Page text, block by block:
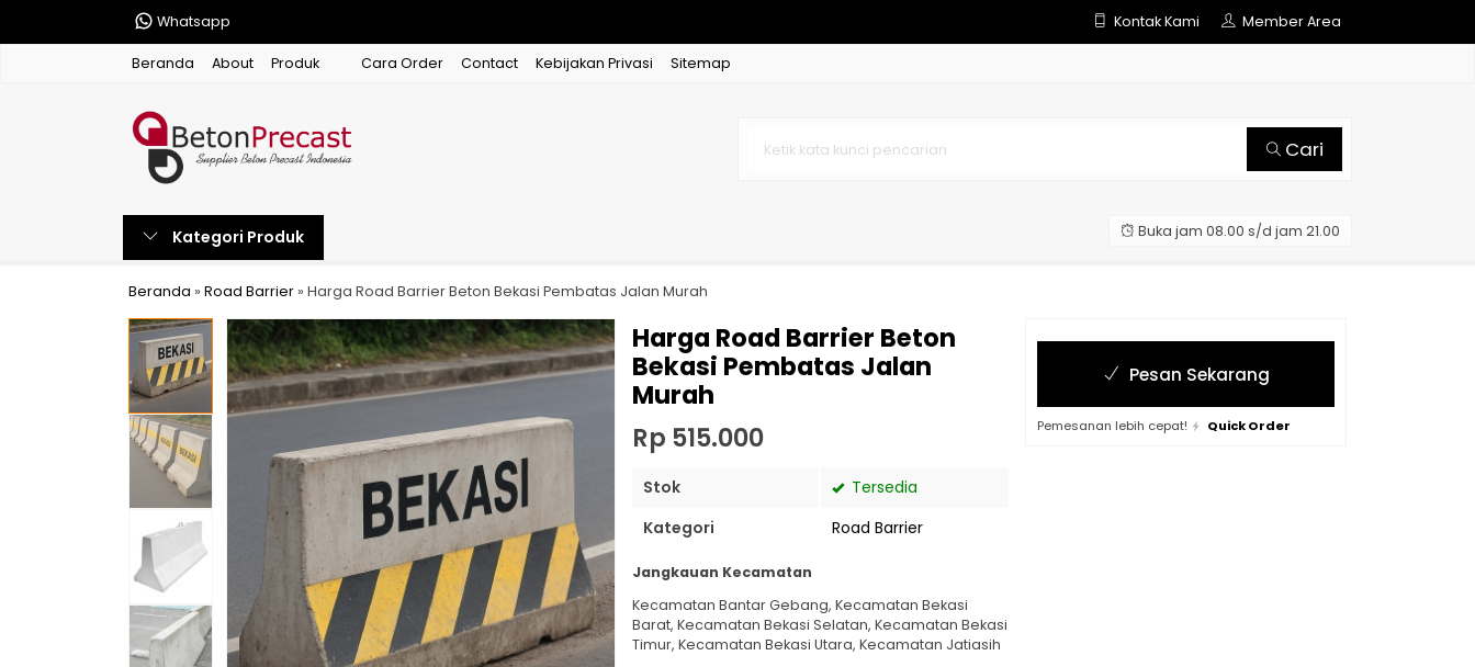
Whatsapp Kontak Kami Member Area
Beranda About Produk Cara Order Contact Kebijakan Privasi Sitemap
Cari
Kategori Produk Buka jam 08.00 s/d jam 21.00
Beranda » Road Barrier » Harga Road Barrier Beton Bekasi Pembatas Jalan Murah
Harga Road Barrier Beton
Bekasi Pembatas Jalan
Murah
Rp 515.000
Stok
Tersedia
Kategori
Road Barrier
Jangkauan Kecamatan
Kecamatan Bantar Gebang, Kecamatan Bekasi
Barat, Kecamatan Bekasi Selatan, Kecamatan Bekasi
Timur, Kecamatan Bekasi Utara, Kecamatan Jatiasih
Pesan Sekarang
Pemesanan lebih cepat! Quick Order